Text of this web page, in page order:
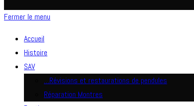
Fermer le menu
Accueil
Histoire
SAV
…Révisions et restaurations de pendules
Réparation Montres